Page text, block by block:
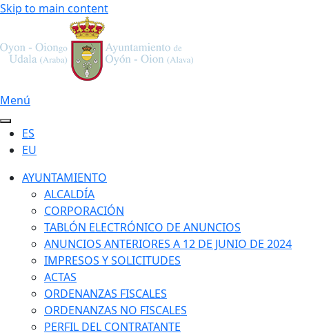
Skip to main content
Menú
ES
EU
AYUNTAMIENTO
ALCALDÍA
CORPORACIÓN
TABLÓN ELECTRÓNICO DE ANUNCIOS
ANUNCIOS ANTERIORES A 12 DE JUNIO DE 2024
IMPRESOS Y SOLICITUDES
ACTAS
ORDENANZAS FISCALES
ORDENANZAS NO FISCALES
PERFIL DEL CONTRATANTE